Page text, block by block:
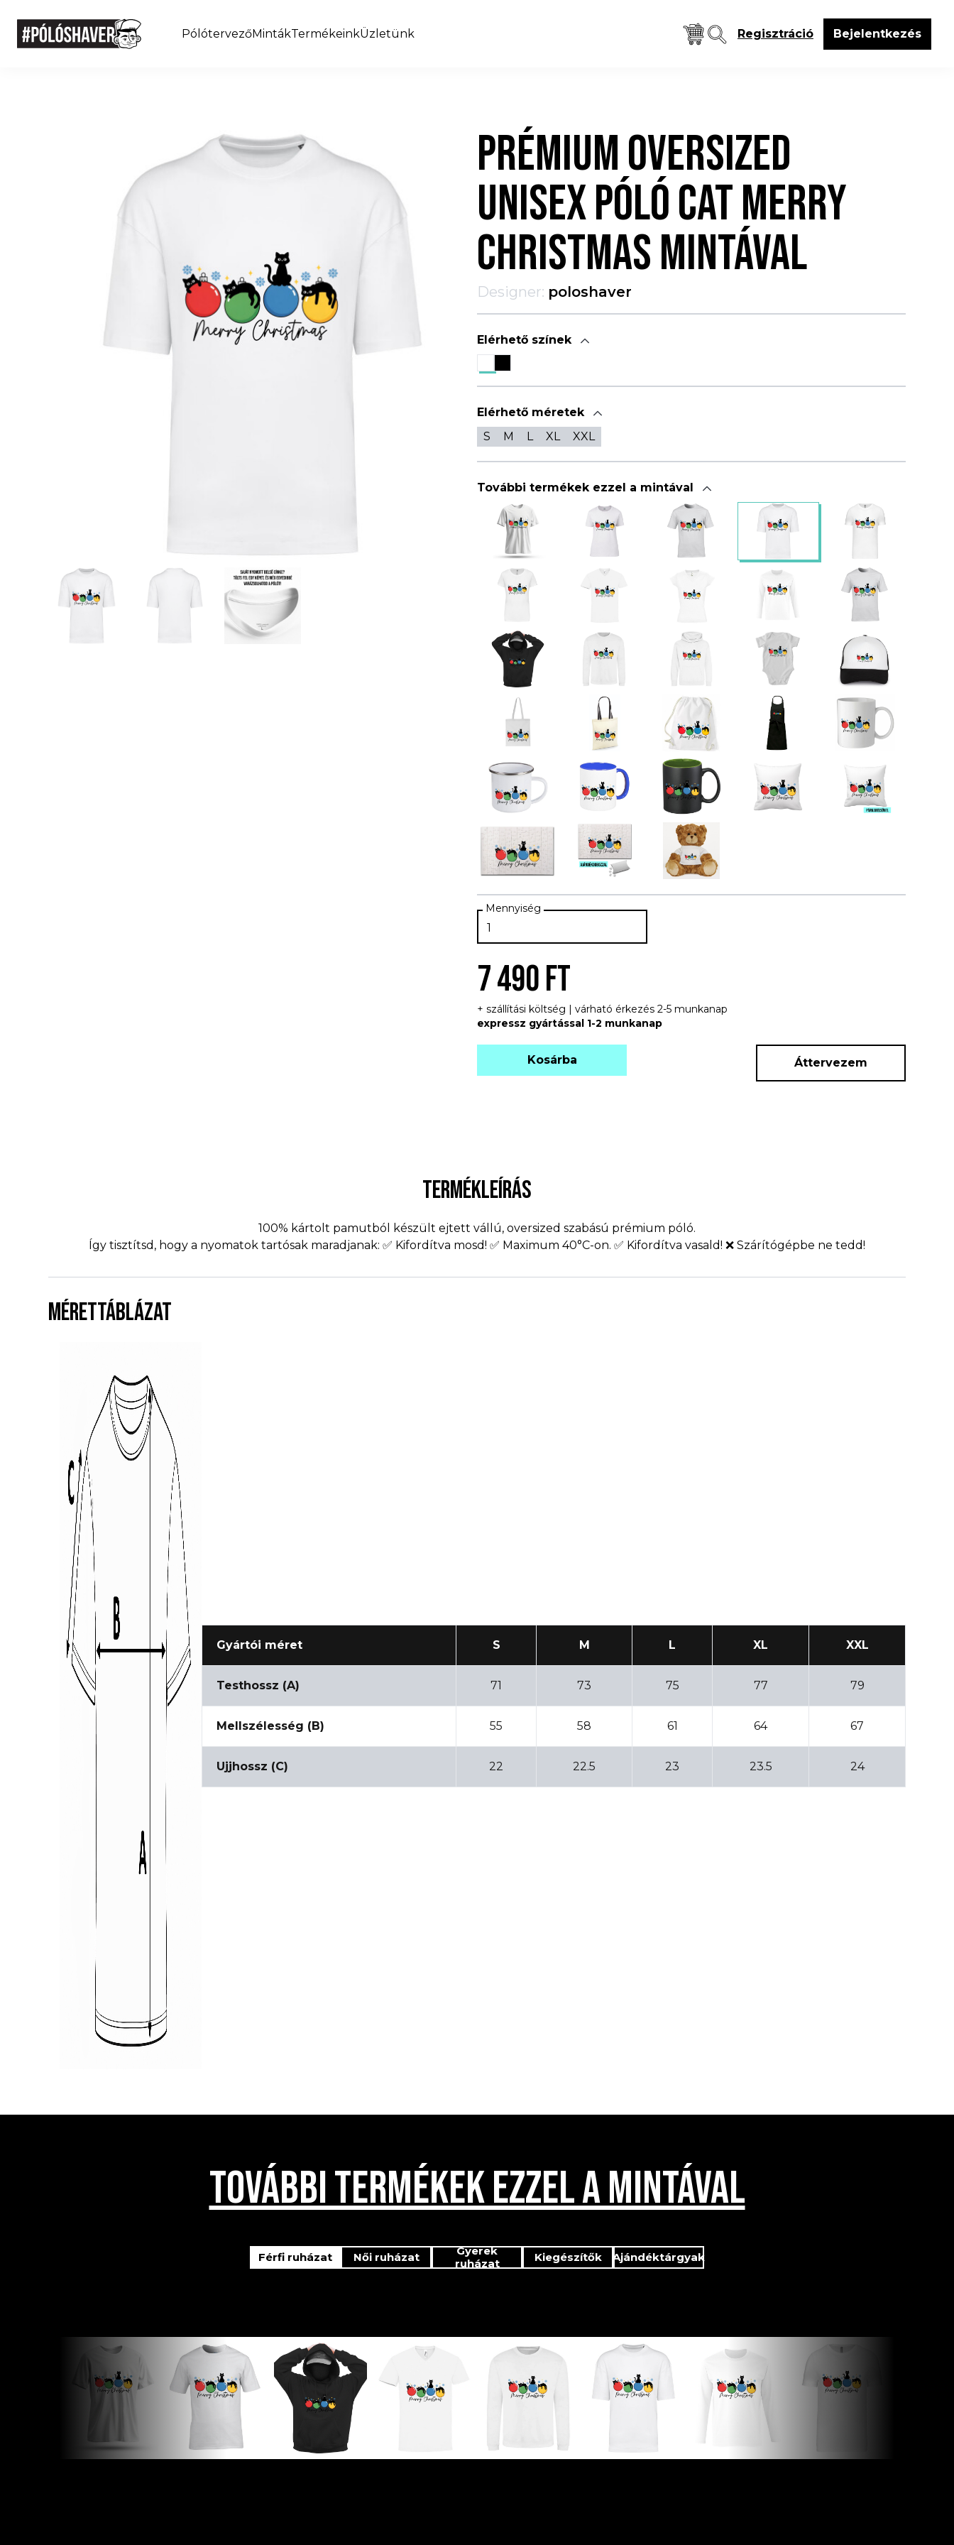
PólótervezőMintákTermékeinkÜzletünk Regisztráció Bejelentkezés
PRÉMIUM OVERSIZED
UNISEX PÓLÓ CAT MERRY
CHRISTMAS MINTÁVAL
Designer: poloshaver
Elérhető színek
Elérhető méretek
S
M L XL XXL
További termékek ezzel a mintával
7 490 FT
+ szállítási költség | várható érkezés 2-5 munkanap
expressz gyártással 1-2 munkanap
Kosárba Áttervezem
TERMÉKLEÍRÁS
100% kártolt pamutból készült ejtett vállú, oversized szabású prémium póló.
Így tisztítsd, hogy a nyomatok tartósak maradjanak: ✅ Kifordítva mosd! ✅ Maximum 40°C-on. ✅ Kifordítva vasald! ❌ Szárítógépbe ne tedd!
MÉRETTÁBLÁZAT
Gyártói méret S M L XL XXL
Testhossz (A) 71 73 75 77 79
Mellszélesség (B) 55 58 61 64 67
Ujjhossz (C) 22 22.5 23 23.5 24
TOVÁBBI TERMÉKEK EZZEL A MINTÁVAL
Férfi ruházat Női ruházat
Gyerek
ruházat
Kiegészítők Ajándéktárgyak